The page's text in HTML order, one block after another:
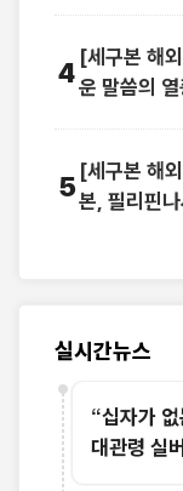
4 [세구본 해
운 말씀의
5 [세구본 해
본, 필리핀
실시간뉴스
“십자가
대관령 실